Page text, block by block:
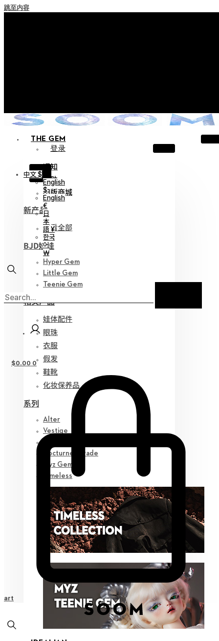
跳至内容
THE GEM
登录
X
通知
帮助
旧版商城
新产品
查看全部
BJD娃娃
Hyper Gem
Little Gem
Teenie Gem
相关产品
娃体配件
眼珠
衣服
假发
鞋靴
化妆保养品
系列
Alter
Vestige
Nocturne Parade
Myz Gem
Timeless
中文 $
English
$
English
€
日
本
語 ¥
한국
어
￦
$0.00 0